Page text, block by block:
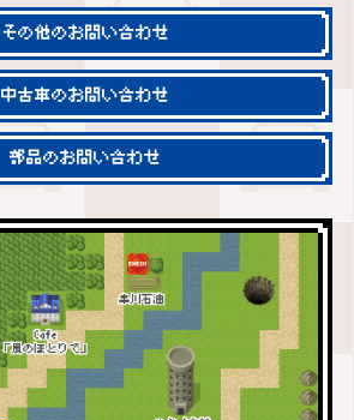
その他のお問い合わせ
中古車のお問い合わせ
部品のお問い合わせ